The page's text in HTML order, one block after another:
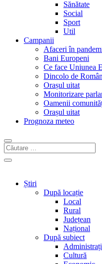
Sănătate
Social
Sport
Util
Campanii
Afaceri în
Bani Europeni
Ce face Uniunea
Dincolo de
Orașul uitat
Monitorizare
Oamenii
Orașul uitat
Prognoza meteo
Știri
După locație
Local
Rural
Județean
Național
După subiect
Cultură